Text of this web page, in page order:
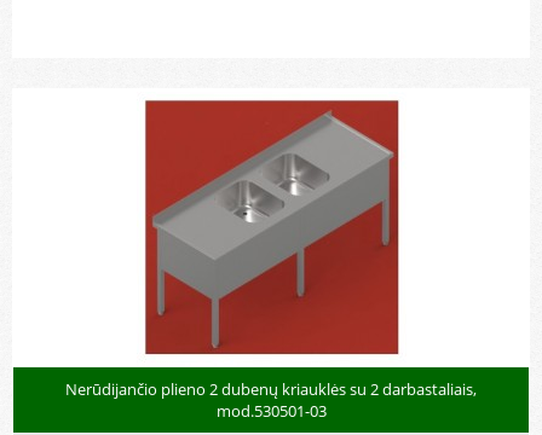
Nerūdijančio plieno 2 dubenų kriauklės su 2 darbastaliais,
mod.530501-03